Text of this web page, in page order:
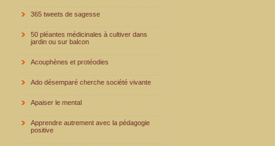
365 tweets de sagesse
50 pléantes médicinales à cultiver dans
jardin ou sur balcon
Acouphènes et protéodies
Ado désemparé cherche société vivante
Apaiser le mental
Apprendre autrement avec la pédagogie
positive